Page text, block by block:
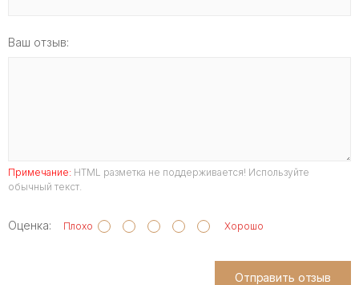
Ваш отзыв:
Примечание: HTML разметка не поддерживается! Используйте
обычный текст.
Оценка: Плохо Хорошо
Отправить отзыв